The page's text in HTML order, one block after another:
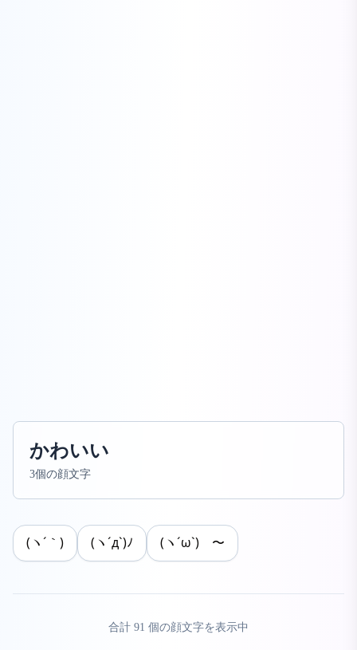
かわいい
3個の顔文字
(ヽ´｀) (ヽ´д`)ﾉ (ヽ´ω`) 〜
合計 91 個の顔文字を表示中